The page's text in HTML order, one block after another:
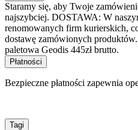
Staramy się, aby Twoje
najszybciej. DOSTAWA: W
renomowanych firm kurierskich,
dostawę zamówionych
paletowa Geodis 445zł brutto.
Płatności
Bezpieczne płatności zapewnia
Tagi